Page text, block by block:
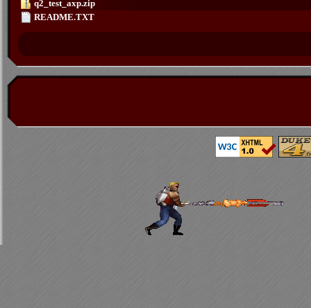
q2_test_axp.zip
README.TXT